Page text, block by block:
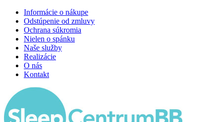
Informácie o nákupe
Odstúpenie od zmluvy
Ochrana súkromia
Nielen o spánku
Naše služby
Realizácie
O nás
Kontakt